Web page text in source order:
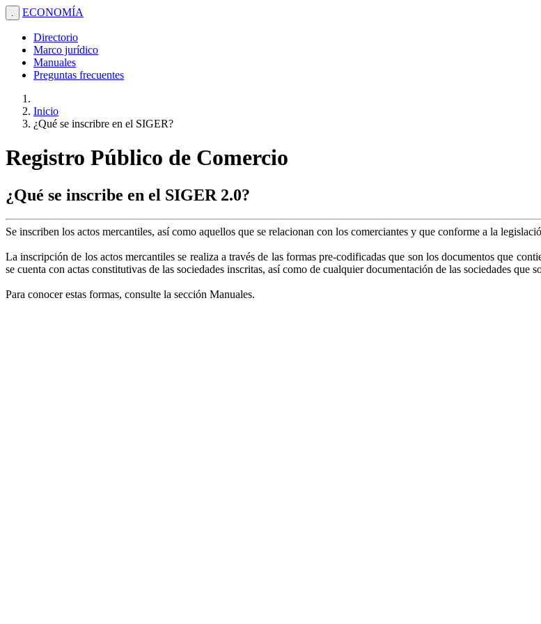
. ECONOMÍA
Directorio
Marco jurídico
Manuales
Preguntas frecuentes
Inicio
¿Qué se inscribre en el SIGER?
Registro Público de Comercio
¿Qué se inscribe en el SIGER 2.0?
Se inscriben los actos mercantiles, así como aquellos que se relacionan con los comerciantes y que conforme a la
La inscripción de los actos mercantiles se realiza a través de las formas pre-codificadas que son los documentos que
se cuenta con actas constitutivas de las sociedades inscritas, así como de cualquier documentación de las sociedades que
Para conocer estas formas, consulte la sección Manuales.